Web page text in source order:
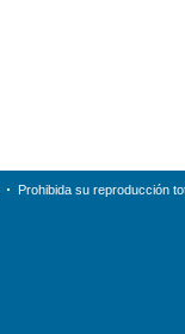
Prohibida su reproducción